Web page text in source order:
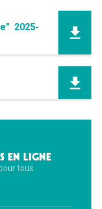
2025-
EN LIGNE
tous